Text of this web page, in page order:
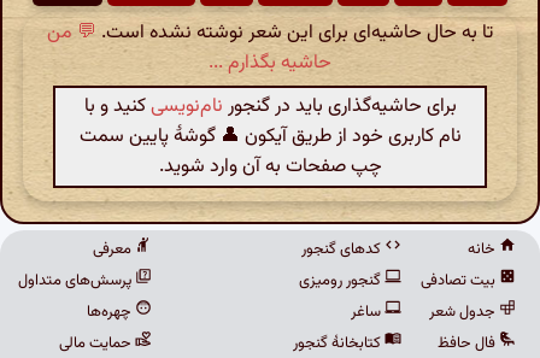
تا به حال حاشیه‌ای برای این شعر نوشته نشده است. 💬 من
حاشیه بگذارم ...
برای حاشیه‌گذاری باید در گنجور نام‌نویسیکنید و با
نام کاربری خود از طریق آیکون 👤 گوشهٔ پایین سمت
چپ صفحات به آن وارد شوید.
خانه
بیت تصادفی
جدول شعر
فال حافظ
کدهای گنجور
گنجور رومیزی
ساغر
کتابخانهٔ گنجور
معرفی
پرسش‌های متداول
چهره‌ها
حمایت مالی